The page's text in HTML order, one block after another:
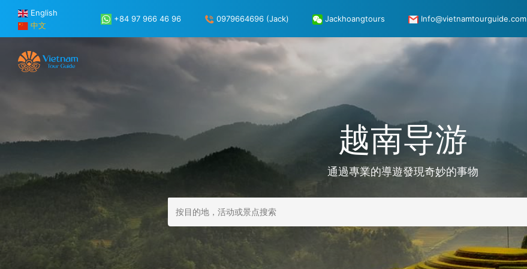
English
中文
+84 97 966 46 96 0979664696 (Jack) Jackhoangtours Info@vietnamtourguide.com
越南导游
通過專業的導遊發現奇妙的事物